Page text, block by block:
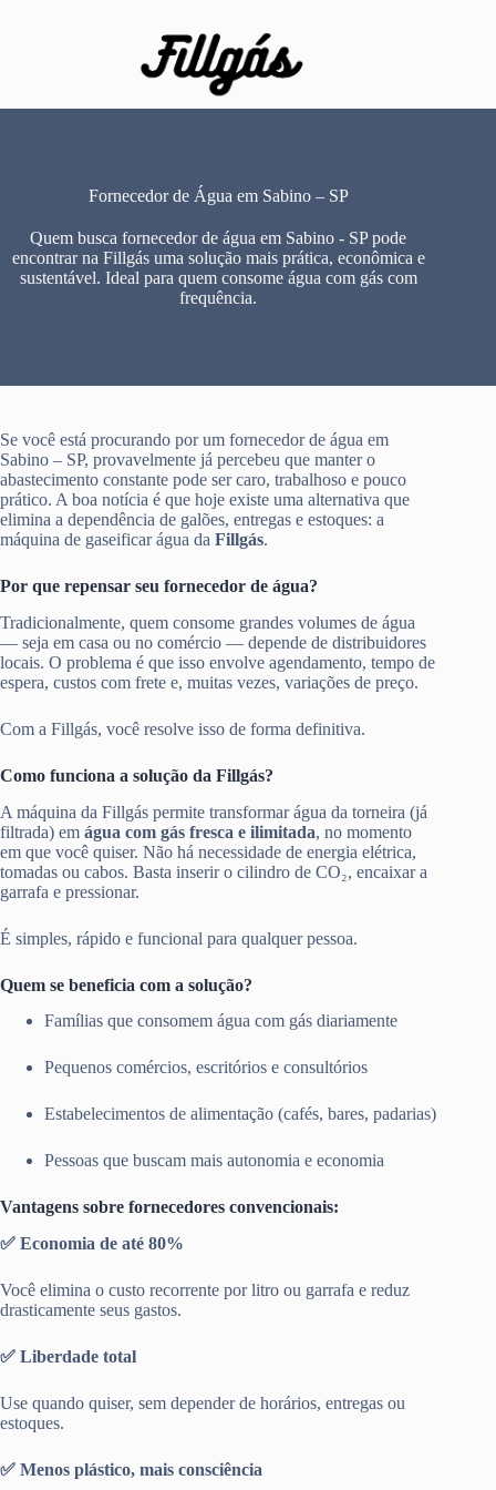
Fornecedor de Água em Sabino – SP
Quem busca fornecedor de água em Sabino - SP pode
encontrar na Fillgás uma solução mais prática, econômica e
sustentável. Ideal para quem consome água com gás com
frequência.
Se você está procurando por um fornecedor de água em
Sabino – SP, provavelmente já percebeu que manter o
abastecimento constante pode ser caro, trabalhoso e pouco
prático. A boa notícia é que hoje existe uma alternativa que
elimina a dependência de galões, entregas e estoques: a
máquina de gaseificar água da Fillgás.
Por que repensar seu fornecedor de água?
Tradicionalmente, quem consome grandes volumes de água
— seja em casa ou no comércio — depende de distribuidores
locais. O problema é que isso envolve agendamento, tempo de
espera, custos com frete e, muitas vezes, variações de preço.
Com a Fillgás, você resolve isso de forma definitiva.
Como funciona a solução da Fillgás?
A máquina da Fillgás permite transformar água da torneira (já
filtrada) em água com gás fresca e ilimitada, no momento
em que você quiser. Não há necessidade de energia elétrica,
tomadas ou cabos. Basta inserir o cilindro de CO₂, encaixar a
garrafa e pressionar.
É simples, rápido e funcional para qualquer pessoa.
Quem se beneficia com a solução?
Famílias que consomem água com gás diariamente
Pequenos comércios, escritórios e consultórios
Estabelecimentos de alimentação (cafés, bares, padarias)
Pessoas que buscam mais autonomia e economia
Vantagens sobre fornecedores convencionais:
✅ Economia de até 80%
Você elimina o custo recorrente por litro ou garrafa e reduz
drasticamente seus gastos.
✅ Liberdade total
Use quando quiser, sem depender de horários, entregas ou
estoques.
✅ Menos plástico, mais consciência